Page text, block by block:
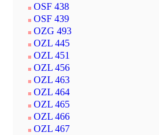
OSF 438
OSF 439
OZG 493
OZL 445
OZL 451
OZL 456
OZL 463
OZL 464
OZL 465
OZL 466
OZL 467